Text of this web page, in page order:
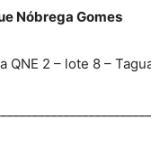
Nóbrega Gomes
2 – lote 8 –